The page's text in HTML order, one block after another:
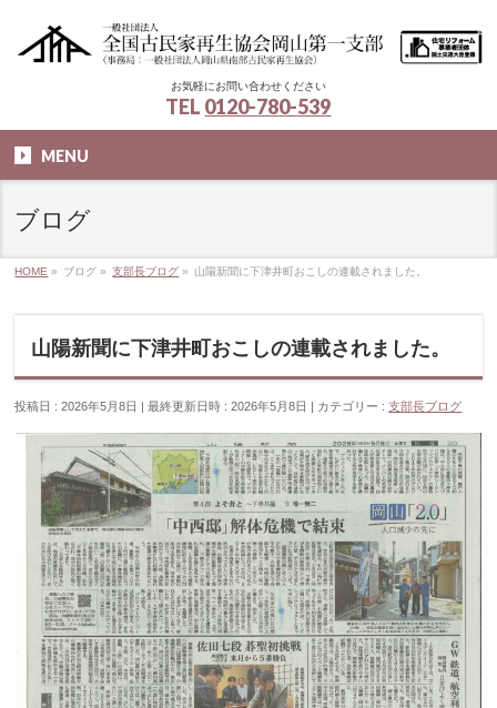
お気軽にお問い合わせください
TEL 0120-780-539
MENU
ブログ
HOME » ブログ » 支部長ブログ » 山陽新聞に下津井町おこしの連載されました。
山陽新聞に下津井町おこしの連載されました。
投稿日 : 2026年5月8日 最終更新日時 : 2026年5月8日 カテゴリー :支部長ブログ